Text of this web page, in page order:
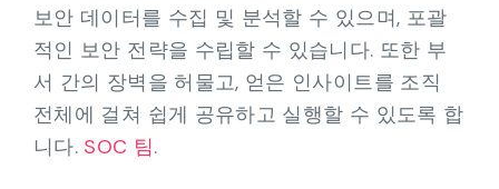
보안 데이터를 수집 및 분석할 수 있으며, 포괄
적인 보안 전략을 수립할 수 있습니다. 또한 부
서 간의 장벽을 허물고, 얻은 인사이트를 조직
전체에 걸쳐 쉽게 공유하고 실행할 수 있도록 합
니다. SOC 팀.